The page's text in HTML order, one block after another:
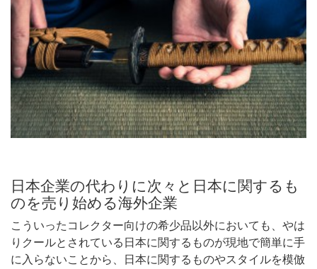
日本企業の代わりに次々と日本に関するも
のを売り始める海外企業
こういったコレクター向けの希少品以外においても、やは
りクールとされている日本に関するものが現地で簡単に手
に入らないことから、日本に関するものやスタイルを模倣